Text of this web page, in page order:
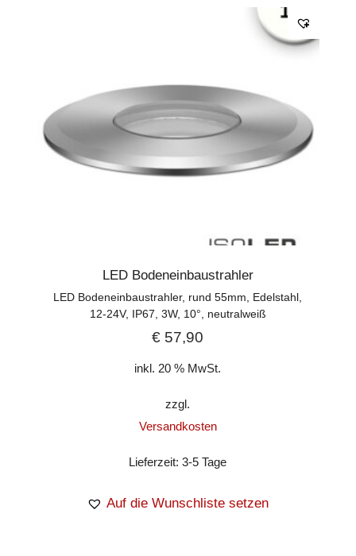
LED Bodeneinbaustrahler
LED Bodeneinbaustrahler, rund 55mm, Edelstahl,
12-24V, IP67, 3W, 10°, neutralweiß
€ 57,90
inkl. 20 % MwSt.
zzgl.
Versandkosten
Lieferzeit:3-5 Tage
Auf die Wunschliste setzen